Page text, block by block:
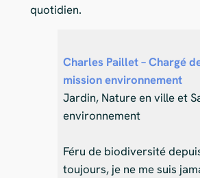
quotidien.
Charles Paillet – Chargé
mission environnement
Jardin, Nature en ville et
environnement
Féru de biodiversité
toujours, je ne me suis